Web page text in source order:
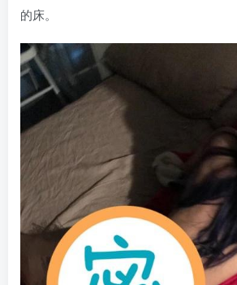
的床。